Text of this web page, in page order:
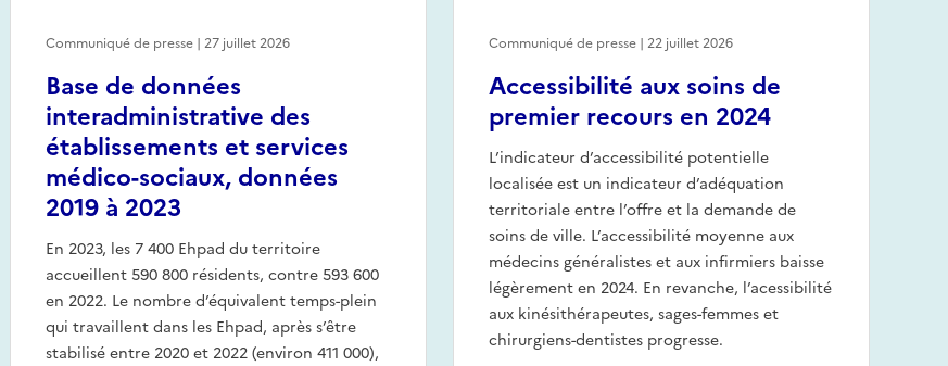
Base de données
interadministrative des
établissements et services
médico-sociaux, données
2019 à 2023
En 2023, les 7 400 Ehpad du territoire
accueillent 590 800 résidents, contre 593 600
en 2022. Le nombre d’équivalent temps-plein
qui travaillent dans les Ehpad, après s’être
stabilisé entre 2020 et 2022 (environ 411 000),
Communiqué de presse | 27 juillet 2026
Accessibilité aux soins de
premier recours en 2024
L’indicateur d’accessibilité potentielle
localisée est un indicateur d’adéquation
territoriale entre l’offre et la demande de
soins de ville. L’accessibilité moyenne aux
médecins généralistes et aux infirmiers baisse
légèrement en 2024. En revanche, l’acessibilité
aux kinésithérapeutes, sages-femmes et
chirurgiens-dentistes progresse.
Communiqué de presse | 22 juillet 2026